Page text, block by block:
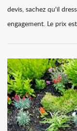
devis, sachez qu'il
engagement. Le prix